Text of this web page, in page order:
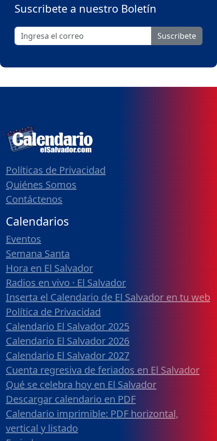
Suscribete a nuestro Boletín
Suscribete
Políticas de Privacidad
Quiénes Somos
Contáctenos
Calendarios
Eventos
Semana Santa
Hora en El Salvador
Radios en vivo · El Salvador
Inserta el Calendario de El Salvador en tu web
Política de Privacidad
Calendario El Salvador 2025
Calendario El Salvador 2026
Calendario El Salvador 2027
Cuenta regresiva de feriados en El Salvador
Qué se celebra hoy en El Salvador
Descargar calendario en PDF
Calendario imprimible: PDF horizontal,
vertical y listado